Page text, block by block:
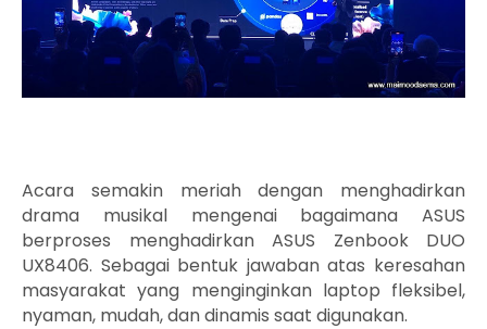
Acara semakin meriah dengan menghadirkan
drama musikal mengenai bagaimana ASUS
berproses menghadirkan ASUS Zenbook DUO
UX8406. Sebagai bentuk jawaban atas keresahan
masyarakat yang menginginkan laptop fleksibel,
nyaman, mudah, dan dinamis saat digunakan.